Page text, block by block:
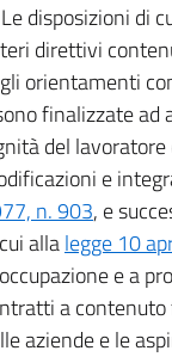
Le disposizioni di
direttivi
orientamenti
finalizzate ad
del lavoratore
e
n. 903, e
allalegge 10
e a
a
aziende e le